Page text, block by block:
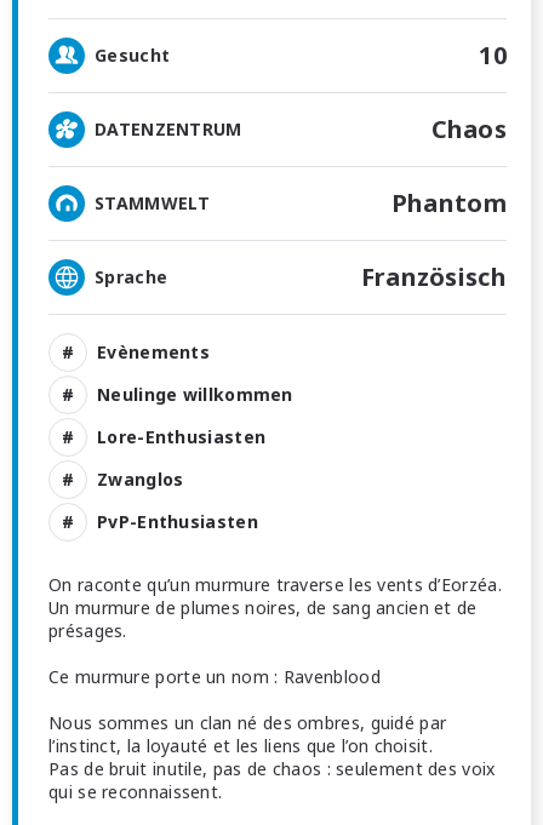
Gesucht 10
DATENZENTRUM Chaos
STAMMWELT Phantom
Sprache Französisch
Evènements
Neulinge willkommen
Lore-Enthusiasten
Zwanglos
PvP-Enthusiasten
On raconte qu’un murmure traverse les vents d’Eorzéa.
Un murmure de plumes noires, de sang ancien et de
présages.
Ce murmure porte un nom : Ravenblood
Nous sommes un clan né des ombres, guidé par
l’instinct, la loyauté et les liens que l’on choisit.
Pas de bruit inutile, pas de chaos : seulement des voix
qui se reconnaissent.